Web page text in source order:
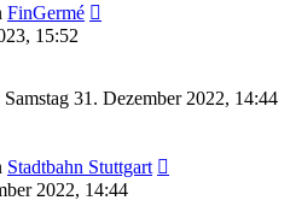
FinGermé
15:52
Samstag 31. Dezember 2022, 14:44
Stadtbahn Stuttgart
2022, 14:44